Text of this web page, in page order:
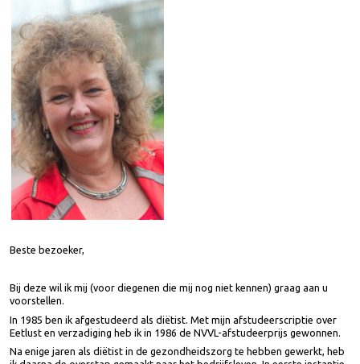
voorstellen.
In 1985 ben ik afgestudeerd als diëtist. Met mijn afstudeerscriptie over
Eetlust en verzadiging heb ik in 1986 de NVVL-afstudeerprijs gewonnen.